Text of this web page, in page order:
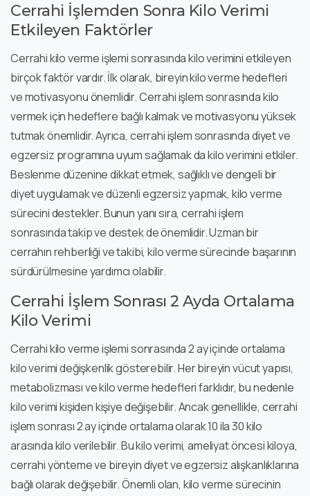
Cerrahi İşlemden Sonra Kilo Verimi
Etkileyen Faktörler
Cerrahi kilo verme işlemi sonrasında kilo verimini etkileyen
birçok faktör vardır. İlk olarak, bireyin kilo verme hedefleri
ve motivasyonu önemlidir. Cerrahi işlem sonrasında kilo
vermek için hedeflere bağlı kalmak ve motivasyonu yüksek
tutmak önemlidir. Ayrıca, cerrahi işlem sonrasında diyet ve
egzersiz programına uyum sağlamak da kilo verimini etkiler.
Beslenme düzenine dikkat etmek, sağlıklı ve dengeli bir
diyet uygulamak ve düzenli egzersiz yapmak, kilo verme
sürecini destekler. Bunun yanı sıra, cerrahi işlem
sonrasında takip ve destek de önemlidir. Uzman bir
cerrahın rehberliği ve takibi, kilo verme sürecinde başarının
sürdürülmesine yardımcı olabilir.
Cerrahi İşlem Sonrası 2 Ayda Ortalama
Kilo Verimi
Cerrahi kilo verme işlemi sonrasında 2 ay içinde ortalama
kilo verimi değişkenlik gösterebilir. Her bireyin vücut yapısı,
metabolizması ve kilo verme hedefleri farklıdır, bu nedenle
kilo verimi kişiden kişiye değişebilir. Ancak genellikle, cerrahi
işlem sonrası 2 ay içinde ortalama olarak 10 ila 30 kilo
arasında kilo verilebilir. Bu kilo verimi, ameliyat öncesi kiloya,
cerrahi yönteme ve bireyin diyet ve egzersiz alışkanlıklarına
bağlı olarak değişebilir. Önemli olan, kilo verme sürecinin